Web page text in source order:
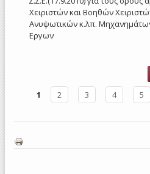
Χειριστών και Βοηθών
Ανυψωτικών κ.λπ.
Εργων
Σελίδες
1 2 3 4 5